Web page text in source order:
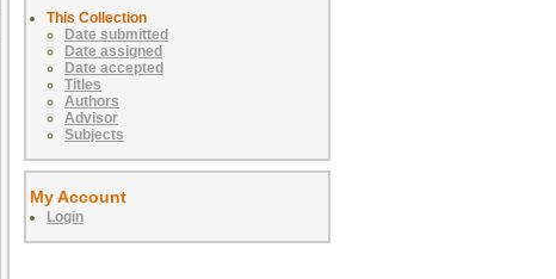
This Collection
Date submitted
Date assigned
Date accepted
Titles
Authors
Advisor
Subjects
My Account
Login